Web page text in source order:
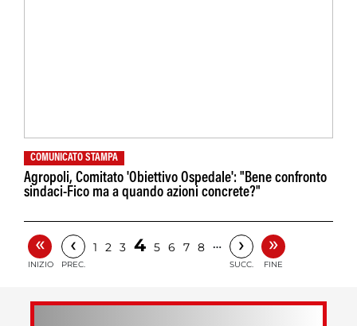
COMUNICATO STAMPA
Agropoli, Comitato 'Obiettivo Ospedale': "Bene confronto
sindaci-Fico ma a quando azioni concrete?"
«
INIZIO
‹
PREC.
1 2 3 4 5 6 7 8 … ›
SUCC.
»
FINE